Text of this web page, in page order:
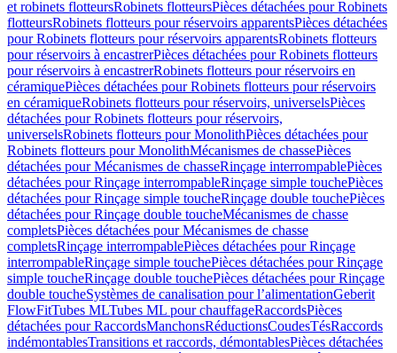
et robinets flotteursRobinets flotteursPièces détachées pour Robinets
flotteursRobinets flotteurs pour réservoirs apparentsPièces détachées
pour Robinets flotteurs pour réservoirs apparentsRobinets flotteurs
pour réservoirs à encastrerPièces détachées pour Robinets flotteurs
pour réservoirs à encastrerRobinets flotteurs pour réservoirs en
céramiquePièces détachées pour Robinets flotteurs pour réservoirs
en céramiqueRobinets flotteurs pour réservoirs, universelsPièces
détachées pour Robinets flotteurs pour réservoirs,
universelsRobinets flotteurs pour MonolithPièces détachées pour
Robinets flotteurs pour MonolithMécanismes de chassePièces
détachées pour Mécanismes de chasseRinçage interrompablePièces
détachées pour Rinçage interrompableRinçage simple touchePièces
détachées pour Rinçage simple toucheRinçage double touchePièces
détachées pour Rinçage double toucheMécanismes de chasse
completsPièces détachées pour Mécanismes de chasse
completsRinçage interrompablePièces détachées pour Rinçage
interrompableRinçage simple touchePièces détachées pour Rinçage
simple toucheRinçage double touchePièces détachées pour Rinçage
double toucheSystèmes de canalisation pour l’alimentationGeberit
FlowFitTubes MLTubes ML pour chauffageRaccordsPièces
détachées pour RaccordsManchonsRéductionsCoudesTésRaccords
indémontablesTransitions et raccords, démontablesPièces détachées